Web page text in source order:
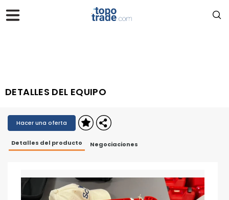
DETALLES DEL EQUIPO
Hacer una oferta
Detalles del producto Negociaciones